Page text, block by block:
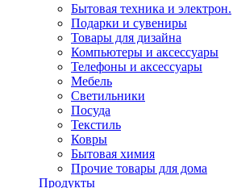
Бытовая техника и электрон.
Подарки и сувениры
Товары для дизайна
Компьютеры и аксессуары
Телефоны и аксессуары
Мебель
Светильники
Посуда
Текстиль
Ковры
Бытовая химия
Прочие товары для дома
Продукты